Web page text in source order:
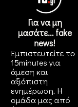
Για να μη
μασάτε... fake
news!
Εμπιστευτείτε το
15minutes για
άμεση και
αξιόπιστη
ενημέρωση. Η
ομάδα μας από